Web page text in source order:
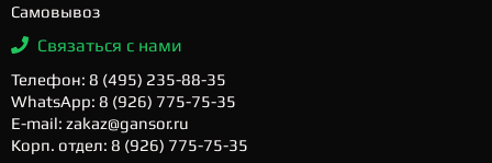
Самовывоз
Связаться с нами
Телефон: 8 (495) 235-88-35
WhatsApp: 8 (926) 775-75-35
E-mail: zakaz@gansor.ru
Корп. отдел: 8 (926) 775-75-35